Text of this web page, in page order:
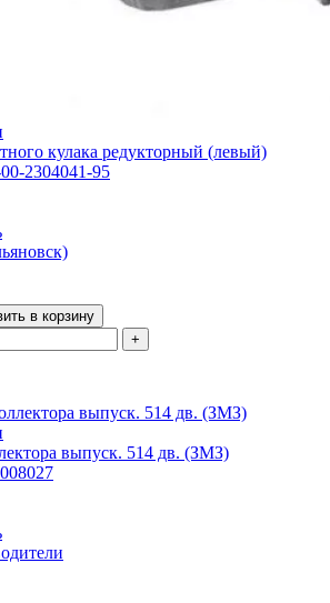
кулака редукторный (левый)
2304041-95
в корзину
+
выпуск. 514 дв. (ЗМЗ)